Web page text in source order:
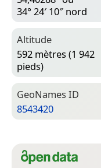
34° 24′ 10″ nord
Altitude
592 mètres (1 942
pieds)
Geo­Names ID
8543420